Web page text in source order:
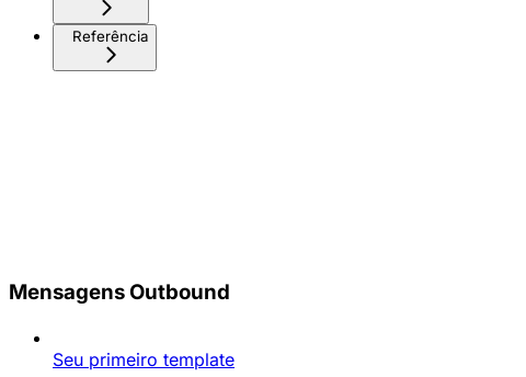
Referência
Mensagens Outbound
Seu primeiro template